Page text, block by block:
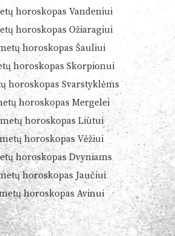
horoskopas Vandeniui
horoskopas Ožiaragiui
horoskopas Šauliui
horoskopas Skorpionui
horoskopas Svarstyklėms
horoskopas Mergelei
metų horoskopas Liūtui
horoskopas Vėžiui
horoskopas Dvyniams
horoskopas Jaučiui
horoskopas Avinui